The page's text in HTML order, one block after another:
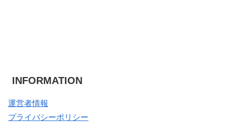
INFORMATION
運営者情報
プライバシーポリシー